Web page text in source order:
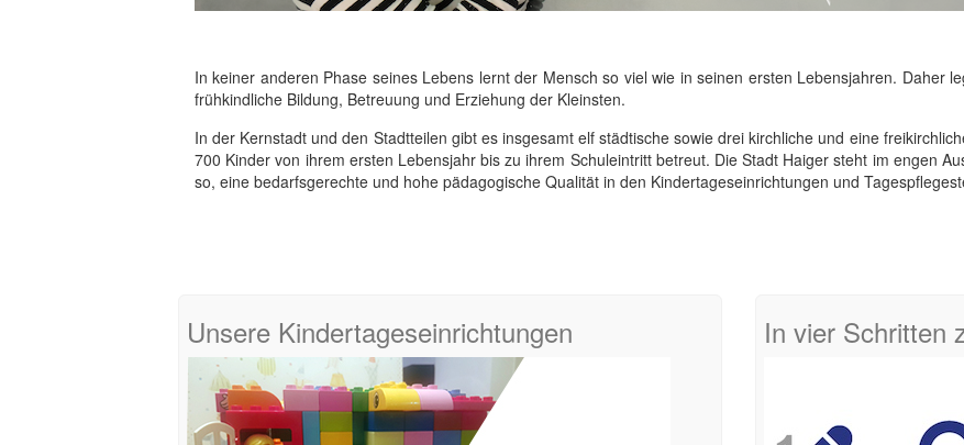
In keiner anderen Phase seines Lebens lernt der Mensch so viel wie in seinen ersten Lebensjahren. Daher
frühkindliche Bildung, Betreuung und Erziehung der Kleinsten.
In der Kernstadt und den Stadtteilen gibt es insgesamt elf städtische sowie drei kirchliche und eine
700 Kinder von ihrem ersten Lebensjahr bis zu ihrem Schuleintritt betreut. Die Stadt Haiger steht im engen
so, eine bedarfsgerechte und hohe pädagogische Qualität in den Kindertageseinrichtungen und
Unsere Kindertageseinrichtungen In vier Schritten